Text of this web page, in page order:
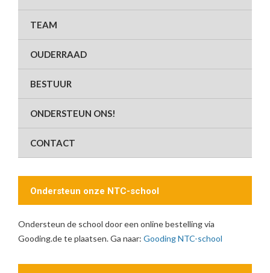
TEAM
OUDERRAAD
BESTUUR
ONDERSTEUN ONS!
CONTACT
Ondersteun onze NTC-school
Ondersteun de school door een online bestelling via
Gooding.de te plaatsen. Ga naar: Gooding NTC-school